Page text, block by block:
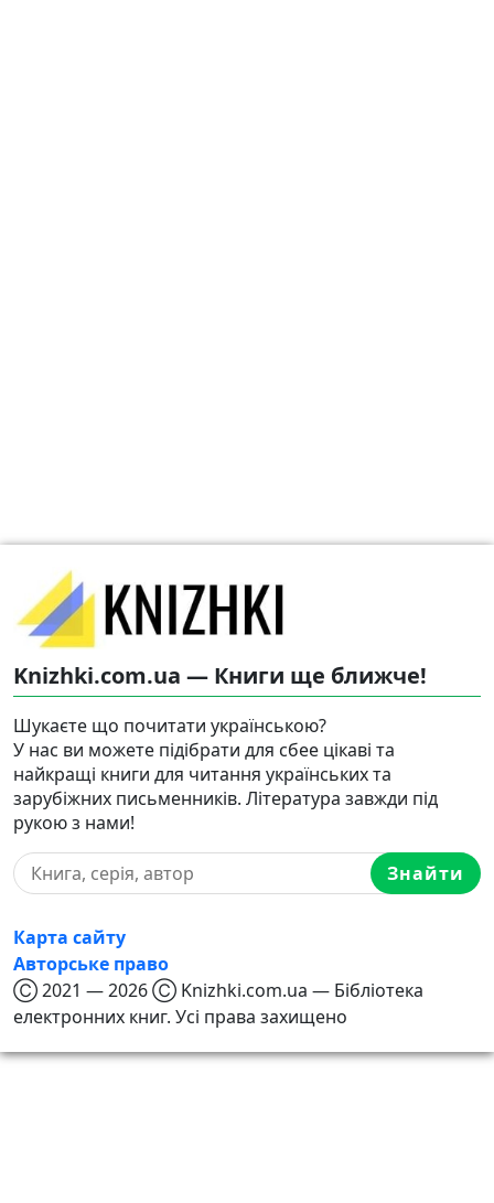
Knizhki.com.ua — Книги ще ближче!
Шукаєте що почитати українською?
У нас ви можете підібрати для сбее цікаві та
найкращі книги для читання українських та
зарубіжних письменників. Література завжди під
рукою з нами!
Знайти
Карта сайту
Авторське право
Ⓒ 2021 — 2026 Ⓒ Knizhki.com.ua — Бібліотека
електронних книг. Усі права захищено